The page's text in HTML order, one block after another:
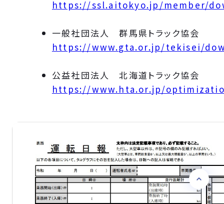
https://ssl.aitokyo.jp/member/
一般社団法人 群馬県トラック協会
https://www.gta.or.jp/tekisei/
公益社団法人 北海道トラック協会
https://www.hta.or.jp/